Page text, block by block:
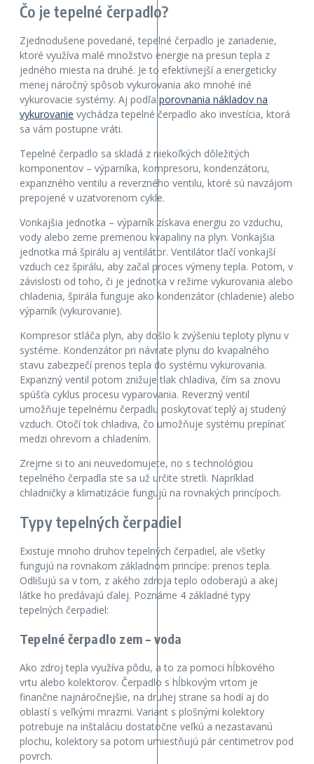
Čo je tepelné čerpadlo?
Zjednodušene povedané, tepelné čerpadlo je zariadenie,
ktoré využíva malé množstvo energie na presun tepla z
jedného miesta na druhé. Je to efektívnejší a energeticky
menej náročný spôsob vykurovania ako mnohé iné
vykurovacie systémy. Aj podľa porovnania nákladov na
vykurovanie vychádza tepelné čerpadlo ako investícia, ktorá
sa vám postupne vráti.
Tepelné čerpadlo sa skladá z niekoľkých dôležitých
komponentov – výparníka, kompresoru, kondenzátoru,
expanzného ventilu a reverzného ventilu, ktoré sú navzájom
prepojené v uzatvorenom cykle.
Vonkajšia jednotka – výparník získava energiu zo vzduchu,
vody alebo zeme premenou kvapaliny na plyn. Vonkajšia
jednotka má špirálu aj ventilátor. Ventilátor tlačí vonkajší
vzduch cez špirálu, aby začal proces výmeny tepla. Potom, v
závislosti od toho, či je jednotka v režime vykurovania alebo
chladenia, špirála funguje ako kondenzátor (chladenie) alebo
výparník (vykurovanie).
Kompresor stláča plyn, aby došlo k zvýšeniu teploty plynu v
systéme. Kondenzátor pri návrate plynu do kvapalného
stavu zabezpečí prenos tepla do systému vykurovania.
Expanzný ventil potom znižuje tlak chladiva, čím sa znovu
spúšťa cyklus procesu vyparovania. Reverzný ventil
umožňuje tepelnému čerpadlu poskytovať teplý aj studený
vzduch. Otočí tok chladiva, čo umožňuje systému prepínať
medzi ohrevom a chladením.
Zrejme si to ani neuvedomujete, no s technológiou
tepelného čerpadla ste sa už určite stretli. Napríklad
chladničky a klimatizácie fungujú na rovnakých princípoch.
Typy tepelných čerpadiel
Existuje mnoho druhov tepelných čerpadiel, ale všetky
fungujú na rovnakom základnom princípe: prenos tepla.
Odlišujú sa v tom, z akého zdroja teplo odoberajú a akej
látke ho predávajú ďalej. Poznáme 4 základné typy
tepelných čerpadiel:
Tepelné čerpadlo zem – voda
Ako zdroj tepla využíva pôdu, a to za pomoci hĺbkového
vrtu alebo kolektorov. Čerpadlo s hĺbkovým vrtom je
finančne najnáročnejšie, na druhej strane sa hodí aj do
oblastí s veľkými mrazmi. Variant s plošnými kolektory
potrebuje na inštaláciu dostatočne veľkú a nezastavanú
plochu, kolektory sa potom umiestňujú pár centimetrov pod
povrch.